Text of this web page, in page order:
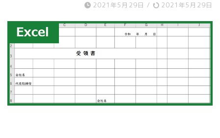
2021年5月29日 / 2021年5月29日